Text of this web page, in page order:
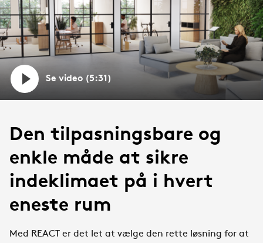
Se video (5:31)
Den tilpasningsbare og
enkle måde at sikre
indeklimaet på i hvert
eneste rum
Med REACT er det let at vælge den rette løsning for at